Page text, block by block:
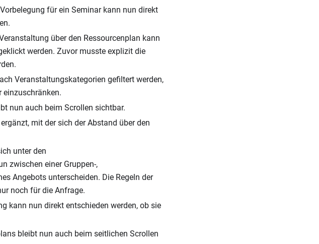
für ein Seminar kann nun direkt
über den Ressourcenplan kann
werden. Zuvor musste explizit die
Veranstaltungskategorien gefiltert werden,
einzuschränken.
nun auch beim Scrollen sichtbar.
mit der sich der Abstand über den
unter den
zwischen einer Gruppen-,
Angebots unterscheiden. Die Regeln der
noch für die Anfrage.
kann nun direkt entschieden werden, ob sie
bleibt nun auch beim seitlichen Scrollen